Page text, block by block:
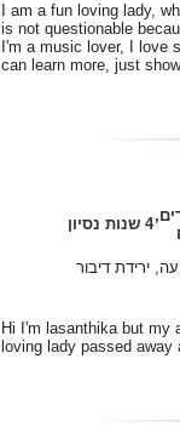
I am a fun loving lady,
is not questionable
I'm a music lover, I love
can learn more, just
4 שנות נסיון
ירידת דיבור
Hi I'm lasanthika but my
loving lady passed